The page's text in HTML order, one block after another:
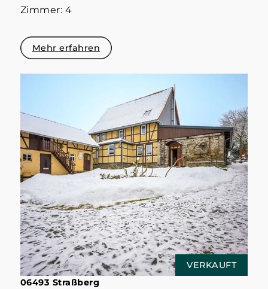
Zimmer: 4
Mehr erfahren
VERKAUFT
06493 Straßberg